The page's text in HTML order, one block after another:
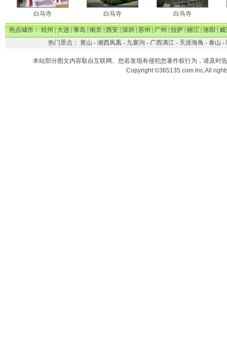
白马寺 白马寺 白马寺
热点城市：杭州|大连|青岛|南京|西安|深圳|苏州|广州|拉萨|丽江|洛阳|威
热门景点： 黄山 - 湘西凤凰- 九寨沟 - 广西漓江- 天涯海角 - 泰山 -
本站部分图文内容取自互联网。您若发现有侵犯您著作权行为，请及时
Copyright ©365135.com Inc.All